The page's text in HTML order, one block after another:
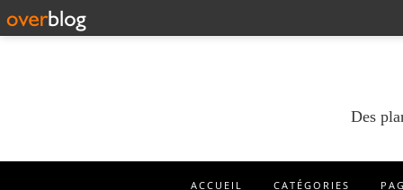
Des
ACCUEIL CATÉGORIES